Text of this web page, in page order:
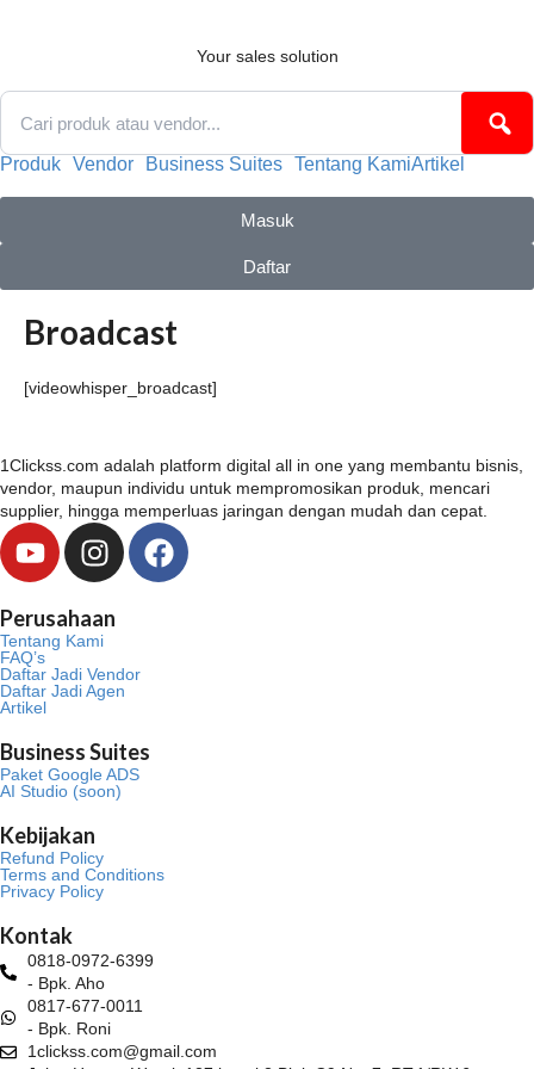
Your sales solution
Produk Vendor Business Suites Tentang KamiArtikel
Masuk
Daftar
Broadcast
[videowhisper_broadcast]
1Clickss.com adalah platform digital all in one yang membantu bisnis,
vendor, maupun individu untuk mempromosikan produk, mencari
supplier, hingga memperluas jaringan dengan mudah dan cepat.
Y
o
t
u
b
e
I
n
t
a
g
a
m
F
a
Perusahaan
Tentang Kami
FAQ’s
Daftar Jadi Vendor
Daftar Jadi Agen
Artikel
Business Suites
Paket Google ADS
AI Studio (soon)
Kebijakan
Refund Policy
Terms and Conditions
Privacy Policy
Kontak
0818-0972-6399
- Bpk. Aho
0817-677-0011
- Bpk. Roni
1clickss.com@gmail.com